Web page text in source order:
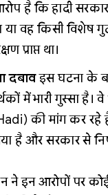
है कि हादी
या वह किसी विशेष
प्राप्त था।
दबावइस घटना के
में भारी गुस्सा है। वे
की मांग कर रहे
है और सरकार से
ने इन आरोपों पर